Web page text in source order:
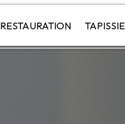
RESTAURATION